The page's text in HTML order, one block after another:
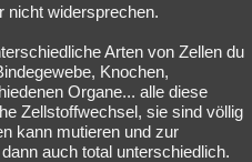
nicht widersprechen.
Arten von Zellen du
Knochen,
Organe... alle diese
Zellstoffwechsel, sie sind völlig
kann mutieren und zur
auch total unterschiedlich.